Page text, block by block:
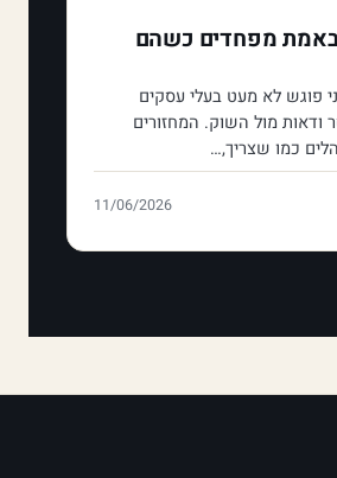
מפחדים כשהם
פוגש לא מעט בעלי עסקים
ודאות מול השוק. המחזורים
כמו שצריך,…
11/06/2026